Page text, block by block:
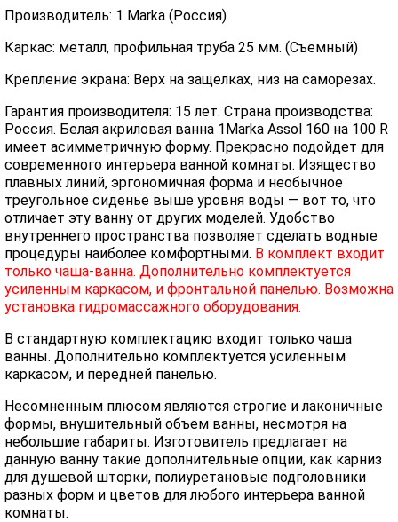
Производитель: 1 Marka (Россия)
Каркас: металл, профильная труба 25 мм. (Съемный)
Крепление экрана: Верх на защелках, низ на саморезах.
Гарантия производителя: 15 лет. Страна производства:
Россия. Белая акриловая ванна 1Marka Assol 160 на 100 R
имеет асимметричную форму. Прекрасно подойдет для
современного интерьера ванной комнаты. Изящество
плавных линий, эргономичная форма и необычное
треугольное сиденье выше уровня воды — вот то, что
отличает эту ванну от других моделей. Удобство
внутреннего пространства позволяет сделать водные
процедуры наиболее комфортными. В комплект входит
только чаша-ванна. Дополнительно комплектуется
усиленным каркасом, и фронтальной панелью. Возможна
установка гидромассажного оборудования.
В стандартную комплектацию входит только чаша
ванны. Дополнительно комплектуется усиленным
каркасом, и передней панелью.
Несомненным плюсом являются строгие и лаконичные
формы, внушительный объем ванны, несмотря на
небольшие габариты. Изготовитель предлагает на
данную ванну такие дополнительные опции, как карниз
для душевой шторки, полиуретановые подголовники
разных форм и цветов для любого интерьера ванной
комнаты.